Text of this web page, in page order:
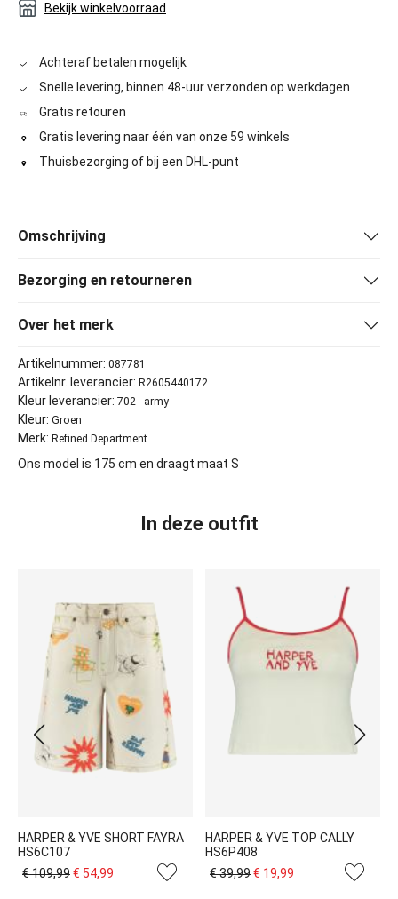
Bekijk winkelvoorraad
Achteraf betalen mogelijk
Snelle levering, binnen 48-uur verzonden op werkdagen
Gratis retouren
Gratis levering naar één van onze 59 winkels
Thuisbezorging of bij een DHL-punt
Omschrijving
Bezorging en retourneren
Over het merk
Artikelnummer: 087781
Artikelnr. leverancier: R2605440172
Kleur leverancier: 702 - army
Kleur: Groen
Merk: Refined Department
Ons model is 175 cm en draagt maat S
In deze outfit
HARPER & YVE SHORT FAYRA
HS6C107
€ 109,99€ 54,99
HARPER & YVE TOP CALLY
HS6P408
€ 39,99€ 19,99